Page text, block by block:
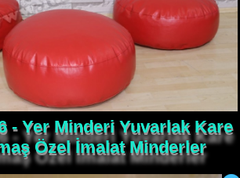
- Yer Minderi Yuvarlak Kare
Özel İmalat Minderler